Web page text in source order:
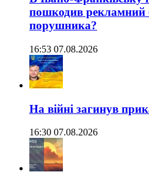
пошкодив рекламний
порушника?
16:53 07.08.2026
На війні загинув
16:30 07.08.2026